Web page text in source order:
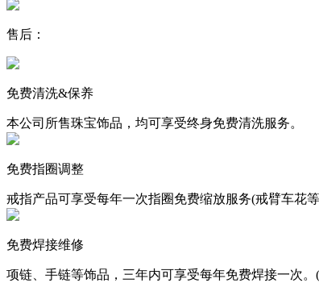
售后：
免费清洗&保养
本公司所售珠宝饰品，均可享受终身免费清洗服务。
免费指圈调整
戒指产品可享受每年一次指圈免费缩放服务(戒臂车花
免费焊接维修
项链、手链等饰品，三年内可享受每年免费焊接一次